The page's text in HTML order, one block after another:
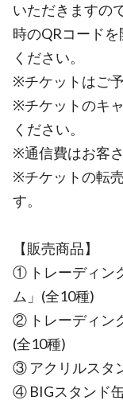
いただきますの
時のQRコード
ください。
※チケットはご
※チケットのキ
ください。
※通信費はお客
※チケットの転
す。
【販売商品】
① トレーディン
ム」(全10種)
② トレーディン
(全10種)
③ アクリルスタ
④ BIGスタンド